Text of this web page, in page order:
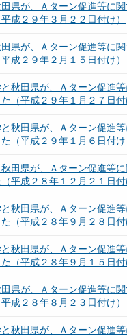
県が、Ａターン促進等に
成２９年３月２２日付け）
県が、Ａターン促進等に
成２９年２月１５日付け）
秋田県が、Ａターン促進
（平成２９年１月２７日付
秋田県が、Ａターン促進
（平成２９年１月６日付け
田県が、Ａターン促進等
平成２８年１２月２１日付
秋田県が、Ａターン促進
（平成２８年９月２８日付
秋田県が、Ａターン促進
（平成２８年９月１５日付
県が、Ａターン促進等に
成２８年８月２３日付け）
秋田県が、Ａターン促進